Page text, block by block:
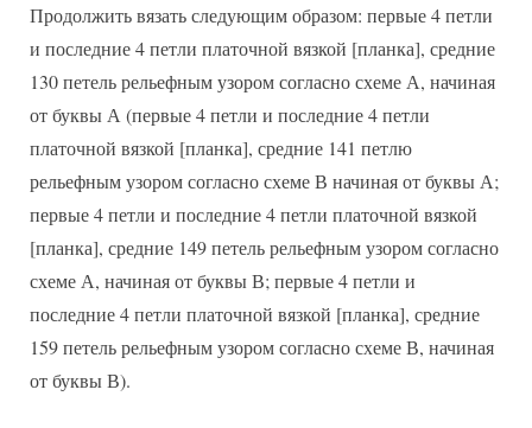
Продолжить вязать следующим образом: первые 4 петли
и последние 4 петли платочной вязкой [планка], средние
130 петель рельефным узором согласно схеме А, начиная
от буквы А (первые 4 петли и последние 4 петли
платочной вязкой [планка], средние 141 петлю
рельефным узором согласно схеме В начиная от буквы А;
первые 4 петли и последние 4 петли платочной вязкой
[планка], средние 149 петель рельефным узором согласно
схеме А, начиная от буквы В; первые 4 петли и
последние 4 петли платочной вязкой [планка], средние
159 петель рельефным узором согласно схеме В, начиная
от буквы В).